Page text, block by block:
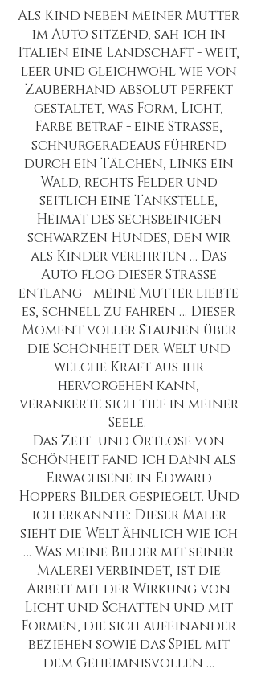
Als Kind neben meiner Mutter
im Auto sitzend, sah ich in
Italien eine Landschaft - weit,
leer und gleichwohl wie von
Zauberhand absolut perfekt
gestaltet, was Form, Licht,
Farbe betraf - eine Strasse,
schnurgeradeaus führend
durch ein Tälchen, links ein
Wald, rechts Felder und
seitlich eine Tankstelle,
Heimat des sechsbeinigen
schwarzen Hundes, den wir
als Kinder verehrten … Das
Auto flog dieser Strasse
entlang - meine Mutter liebte
es, schnell zu fahren … Dieser
Moment voller Staunen über
die Schönheit der Welt und
welche Kraft aus ihr
hervorgehen kann,
verankerte sich tief in meiner
Seele.
Das Zeit- und Ortlose von
Schönheit fand ich dann als
Erwachsene in Edward
Hoppers Bilder gespiegelt. Und
ich erkannte: Dieser Maler
sieht die Welt ähnlich wie ich
… Was meine Bilder mit seiner
Malerei verbindet, ist die
Arbeit mit der Wirkung von
Licht und Schatten und mit
Formen, die sich aufeinander
beziehen sowie das Spiel mit
dem Geheimnisvollen …